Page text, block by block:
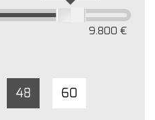
9.800 €
48 60